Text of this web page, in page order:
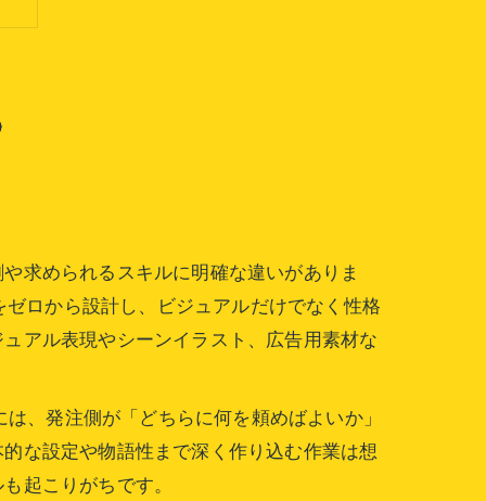
求められるスキルに明確な違いがありま
ロから設計し、ビジュアルだけでなく性格
アル表現やシーンイラスト、広告用素材な
、発注側が「どちらに何を頼めばよいか」
な設定や物語性まで深く作り込む作業は想
起こりがちです。